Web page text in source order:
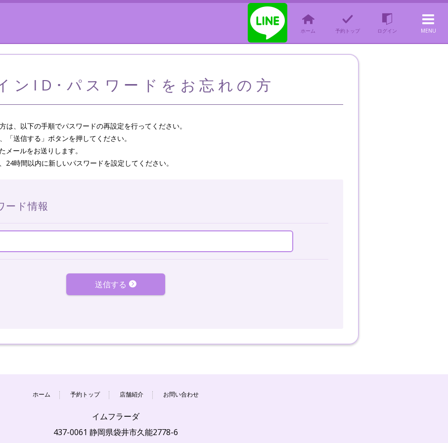
ホーム 予約トップ ログイン MENU
ンID･パスワードをお忘れの方
は、以下の手順でパスワードの再設定を行ってください。
「送信する」ボタンを押してください。
メールをお送りします。
24時間以内に新しいパスワードを設定してください。
ード情報
送信する
ホーム 予約トップ 店舗紹介 お問い合わせ
イムフラーダ
437-0061 静岡県袋井市久能2778-6